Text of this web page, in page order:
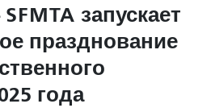
запускает
празднование
года